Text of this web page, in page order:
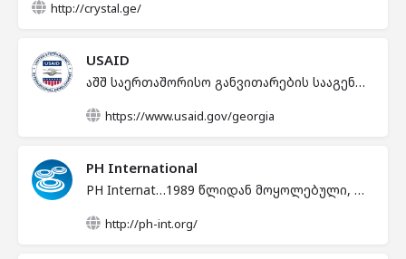
http://crystal.ge/
USAID
აშშ საერთაშორისო განვითარების სააგენტომ საქართველოში საქმიანობა 1992 წელს დაიწყო. გასული წლების განმავლობაში ამერიკელმა ხალხმა, აშშ საერთაშორისო განვითარების სააგენტოს საშუალებით, საქართველოში დაახლოებით მილიარდ ნახევარი დოლარის ოდენობის ინვესტიცია განახორციელა, გრანტების და კონტრაქტების საშუალებით. ყველა მის მიერ დაფინანსებული პროექტი გამიზნულია საქართველოს დასახმარებლად და ქვეყნის თავისუფალ და განვითარებულ დემოკრატიულ სახელმწიფოდ ჩამოსაყალიბებლად. კერძოდ, ის ხელს უწყობს ისეთი პროგრამების განვითარებას, რომელიც ხელს უწყობს ქვეყნის ეკონომიკურ ზრდას, გამჭვირვალე და ანგარიშვალდებული მმართველობის განვითარებას, ენერგეტიკული და ეკოლოგიური საკითხების, ჯანდაცვის და განათლების სისტემების გაუმჯობესებას.
https://www.usaid.gov/georgia
PH International
PH International არის ამერიკული არამოგებაზე ორიენტირებული ორგანიზაცია, რომელმაც წარმომადგენლობა საქართველოში 2000 წელს დააფუძნა. თუმცა, ორგანიზაციამ სხვადასხვა საგანმანათლებლო და გაცვლითი პროგრამებით საქართველოსთან თანამშრომლობა 1989 წლიდან დაიწყო. ორგანიზაცია ოთხი ძირითადი მიმართულებით მუშაობს: განათლების განვითარების პროგრამები; პროფესიული განვითარების პროგრამები; თემის განვითარების პროგრამები და ინტერნეტ ტექნოლოგიური პროგრამები. 1989 წლიდან მოყოლებული, ორგანიზაციას განხორციელებული აქვს რამოდენიმე ათეული პროგრამა საქართველოში. მისი პროგრამები ხელს უწყობს სკოლებში სამოქალაქო განათლების სწავლების ხარისხის გაუმჯობესებას, სამოქალაქო განათლების პედაგოგების პროფესიულ განვითარებას, მოზარდებში დანაშაულის პრევენციას, ახალგაზრებში სამეწარმეო უნარ-შესაძლებლობების გაზრდას და დასაქმების ხელშეწყობას, სახალხო დიპლომატიას, სკოლებში ინგლისური ენის სწავლა-სწავლების განვითარებას, ინგლისური ენის ხელმისაწვდომობას სოციალურად დაუცველი ახალგაზრდებისთვის, საზოგადოებაზე ორიენტირებული პოლიციის პრაქტიკების დანერგვას, ახალი ტექნოლოგიური გადაწყვეტილებების დანერგვას განათლებაში და მესამე სექტორში. მისი პროგრამები ასევე მიმართული იყო ოჯახური ძალადობის პრევენციაზე და ქალების გაძლიერებაზე რეგიონებში. ორგანიზაცია წლების მანძილზე ანხორციელებდა გაცვლით პროგრამებს აშშ-ში, სადაც 700 - ზე მეტ საქართველოს მოქალაქეს აქვს მონაწილეობა მიღებული. ორგანიზაციას აქვს დიდი გამოცდილება საგრანტო პროგრამების ადმინისტრირების მიმართულებით, რომელიც ხელს უწყობს სამოქალაქო აქტივიზმის და ახალგაზრდული სერვისების დანერგვას საქართველოს ყველა რეგიონში.
http://ph-int.org/